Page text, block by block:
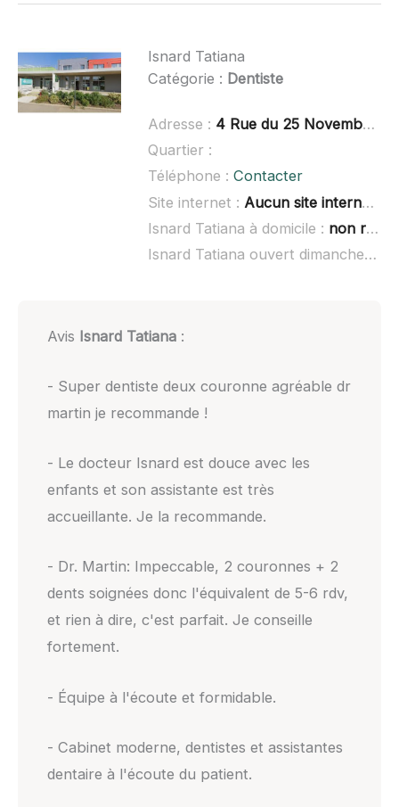
Isnard Tatiana
Catégorie : Dentiste
Adresse : 4 Rue du 25 Novembre, 68350 Brunstatt-Didenheim
Quartier :
Téléphone : Contacter
Site internet : Aucun site internet connu
Isnard Tatiana à domicile : non renseigné
Isnard Tatiana ouvert dimanche :
Avis Isnard Tatiana:
- Super dentiste deux couronne agréable dr
martin je recommande !
- Le docteur Isnard est douce avec les
enfants et son assistante est très
accueillante. Je la recommande.
- Dr. Martin: Impeccable, 2 couronnes + 2
dents soignées donc l'équivalent de 5-6 rdv,
et rien à dire, c'est parfait. Je conseille
fortement.
- Équipe à l'écoute et formidable.
- Cabinet moderne, dentistes et assistantes
dentaire à l'écoute du patient.